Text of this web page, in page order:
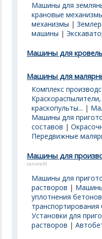
Машины для
крановые
механизмы |
машины |
Машины для
Машины для
Комплекс
краскопульты... |
Машины для
составов |
Передвижные
Машины для
записей)
Машины для
растворов |
уплотнения бетонов
Установки для
растворов |